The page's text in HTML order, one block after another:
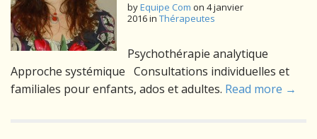
byEquipe Com on 4 janvier
2016in Thérapeutes
Psychothérapie analytique
Approche systémique Consultations individuelles et
familiales pour enfants, ados et adultes. Read more →